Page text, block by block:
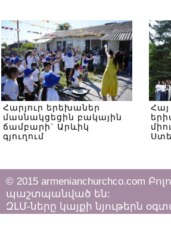
Հարյուր երեխաներ
մասնակցեցին բակային
ճամբարի` Արևիկ
գյուղում
© 2015 armenianchurchco.com
պաշտպանված են:
ԶԼՄ-ները կայքի նյութերն